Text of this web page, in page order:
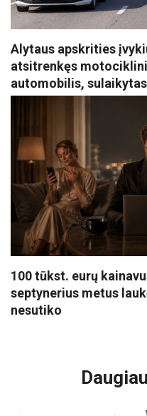
Alytaus apskrities
atsitrenkęs
automobilis,
100 tūkst. eurų
septynerius metus
nesutiko